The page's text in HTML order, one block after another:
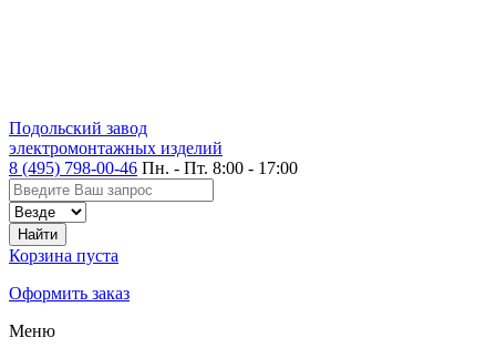
Подольский завод
электромонтажных изделий
8 (495) 798-00-46 Пн. - Пт. 8:00 - 17:00
Корзина пуста
Оформить заказ
Меню